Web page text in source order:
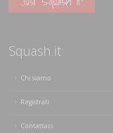
Squash.it
Chi siamo
Registrati
Contattaci